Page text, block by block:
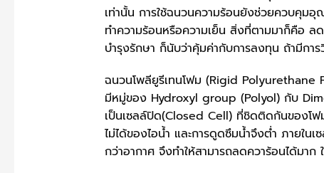
เท่านั้น การใช้ฉนวนความร้อนยังช่วยควบคุม
ทำความร้อนหรือความเย็น สิ่งที่ตามมาก็คือ ล
บำรุงรักษา ก็นับว่าคุ้มค่ากับการลงทุน ถ้ามีการ
ฉนวนโพลียูรีเทนโฟม (Rigid Polyurethane
มีหมู่ของ Hydroxyl group (Polyol) กับ
เป็นเซลล์ปิด(Closed Cell) ที่ชิดติดกันของโฟ
ไม่ได้ของไอน้ำ และการดูดซึมน้ำจึงต่ำ ภายใ
กว่าอากาศ จึงทำให้สามารถลดควาร้อนได้มา